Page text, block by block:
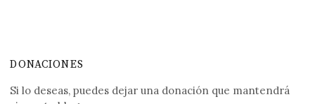
DONACIONES
Si lo deseas, puedes dejar una donación que mantendrá